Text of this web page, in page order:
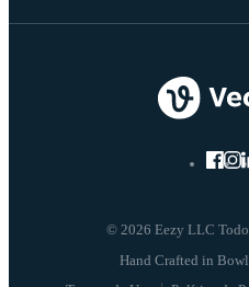
© 2026 Eezy LLC